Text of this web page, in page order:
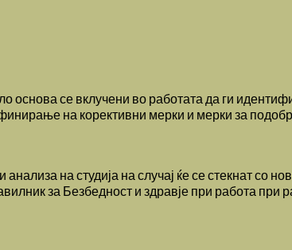
основа се вклучени во работата да ги
на корективни мерки и мерки за
на студија на случај ќе се стекнат со
за Безбедност и здравје при работа при